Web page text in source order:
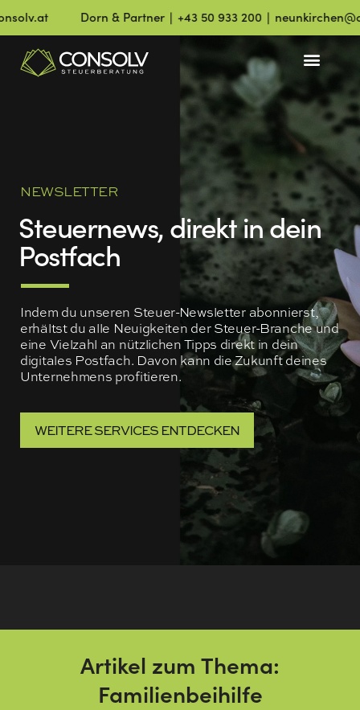
Dorn & Partner ∣ +43 50 933 200 ∣
NEWSLETTER
Steuernews, direkt in dein
Postfach
Indem du unseren Steuer-Newsletter abonnierst,
erhältst du alle Neuigkeiten der Steuer-Branche und
eine Vielzahl an nützlichen Tipps direkt in dein
digitales Postfach. Davon kann die Zukunft deines
Unternehmens profitieren.
WEITERE SERVICES ENTDECKEN
Artikel zum Thema:
Familienbeihilfe